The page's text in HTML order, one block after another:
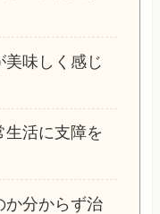
美味しく感じ
生活に支障を
か分からず治